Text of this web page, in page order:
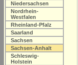
Niedersachsen
Nordrhein-
Westfalen
Rheinland-Pfalz
Saarland
Sachsen
Sachsen-Anhalt
Schleswig-
Holstein